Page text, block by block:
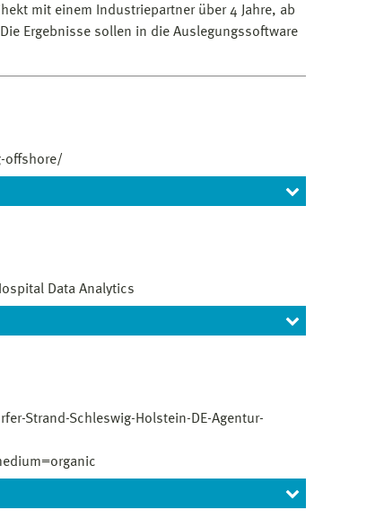
mit einem Industriepartner über 4 Jahre, ab
Ergebnisse sollen in die Auslegungssoftware
offshore/
trips
Data Analytics
und tragen Sie aktiv dazu
Strand-Schleswig-Holstein-DE-Agentur-